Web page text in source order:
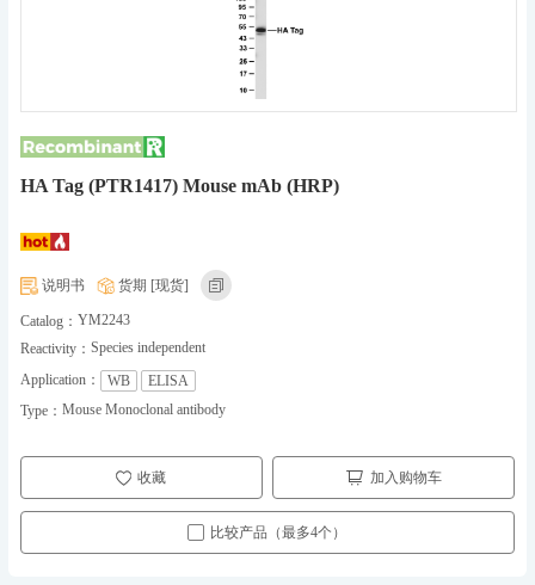
HA Tag (PTR1417) Mouse mAb (HRP)
说明书 货期 [现货]
Catalog： YM2243
Reactivity： Species independent
Application：
WB
ELISA
Type： Mouse Monoclonal antibody
收藏 加入购物车
比较产品（最多4个）